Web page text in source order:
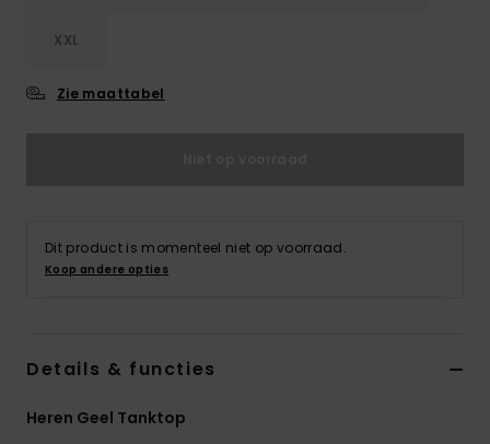
XXL
Zie maattabel
Dit product is momenteel niet op voorraad.
Koop andere opties
Details & functies
Heren Geel Tanktop